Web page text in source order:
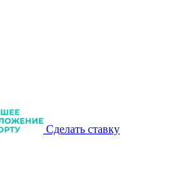
Сделать ставку